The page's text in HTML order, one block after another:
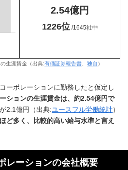
2.54億円
1226位/1645社中
生涯賃金（出典:有価証券報告書 独自 ）
ーポレーションに勤務したと仮定し
ションの生涯賃金は、約2.54億円で
2.1億円（出典:ユースフル労働統計）
ど多く、比較的高い給与水準と言え
レーションの会社概要